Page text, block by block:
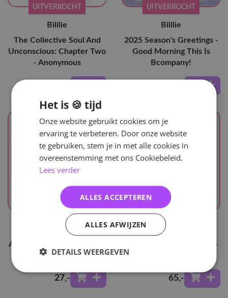
UITVERKOCHT
Billlie
The Collective Soul And
Unconscious: Chapter Two
- Anonymous
UITVERKOCHT
Billlie
2025 Season's Greetings -
Good Morning This Is
Bcompany!
UITVERKOCHT
Billlie
Appendix : Of All We Have
Lost
27,-
UITVERKOCHT
Billlie
2024 Season's Greetings -
65,-
Het is 🍪 tijd
Onze website gebruikt cookies om je
ervaring te verbeteren. Door onze website
te gebruiken, stem je in met alle cookies in
overeenstemming met ons Cookiebeleid.
Lees verder
ALLES ACCEPTEREN
ALLES AFWIJZEN
DETAILS WEERGEVEN